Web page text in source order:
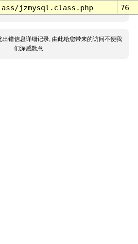
jzmysql.class.php 76
出错信息详细记录, 由此给您带来的访问不便我
们深感歉意.